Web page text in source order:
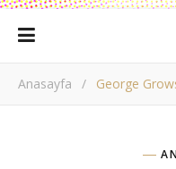
Anasayfa / George